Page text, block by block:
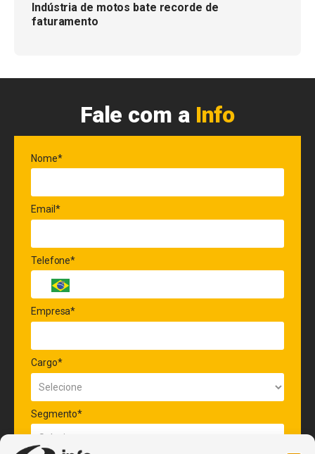
Indústria de motos bate recorde de
faturamento
Fale com a Info
Nome*
Email*
Telefone*
Empresa*
Cargo*
Segmento*